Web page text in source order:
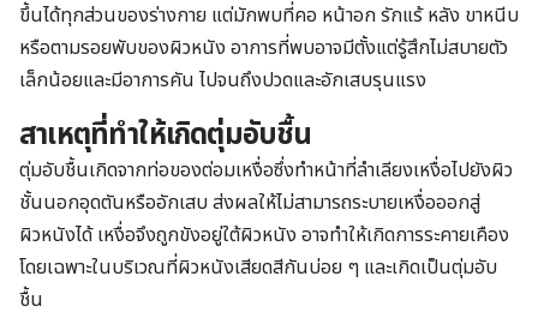
ขึ้นได้ทุกส่วนของร่างกาย แต่มักพบที่คอ หน้าอก รักแร้ หลัง ขาหนีบ
หรือตามรอยพับของผิวหนัง อาการที่พบอาจมีตั้งแต่รู้สึกไม่สบายตัว
เล็กน้อยและมีอาการคัน ไปจนถึงปวดและอักเสบรุนแรง
สาเหตุที่ทำให้เกิดตุ่มอับชื้น
ตุ่มอับชื้นเกิดจากท่อของต่อมเหงื่อซึ่งทำหน้าที่ลำเลียงเหงื่อไปยังผิว
ชั้นนอกอุดตันหรืออักเสบ ส่งผลให้ไม่สามารถระบายเหงื่อออกสู่
ผิวหนังได้ เหงื่อจึงถูกขังอยู่ใต้ผิวหนัง อาจทำให้เกิดการระคายเคือง
โดยเฉพาะในบริเวณที่ผิวหนังเสียดสีกันบ่อย ๆ และเกิดเป็นตุ่มอับ
ชื้น